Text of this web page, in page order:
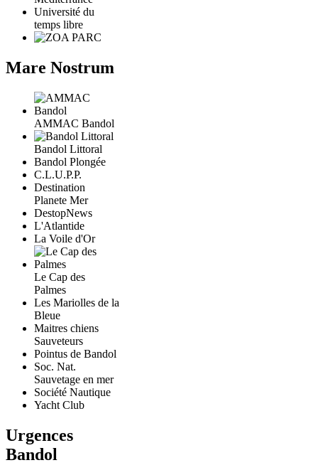
Université du
temps libre
Mare Nostrum
AMMAC Bandol
Bandol Littoral
Bandol Plongée
C.L.U.P.P.
Destination
Planete Mer
DestopNews
L'Atlantide
La Voile d'Or
Le Cap des
Palmes
Les Mariolles de la
Bleue
Maitres chiens
Sauveteurs
Pointus de Bandol
Soc. Nat.
Sauvetage en mer
Société Nautique
Yacht Club
Urgences
Bandol